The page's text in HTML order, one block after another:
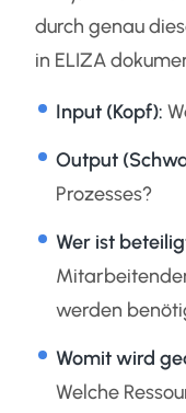
durch genau
in ELIZA
Input (Kopf):
Output
Prozesses?
Wer ist
werden
Womit wird
Welche